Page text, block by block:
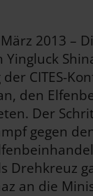
2013 –
CITES-
den
Der
gegen
Drehkreuz
an die